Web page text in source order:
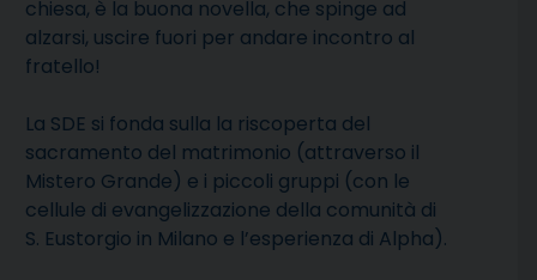
chiesa, è la buona novella, che spinge ad
alzarsi, uscire fuori per andare incontro al
fratello!
La SDE si fonda sulla la riscoperta del
sacramento del matrimonio (attraverso il
Mistero Grande) e i piccoli gruppi (con le
cellule di evangelizzazione della comunità di
S. Eustorgio in Milano e l’esperienza di Alpha).